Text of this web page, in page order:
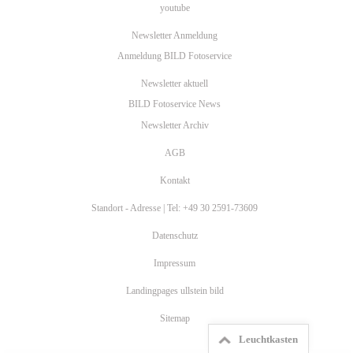
youtube
Newsletter Anmeldung
Anmeldung BILD Fotoservice
Newsletter aktuell
BILD Fotoservice News
Newsletter Archiv
AGB
Kontakt
Standort - Adresse | Tel: +49 30 2591-73609
Datenschutz
Impressum
Landingpages ullstein bild
Sitemap
Leuchtkasten